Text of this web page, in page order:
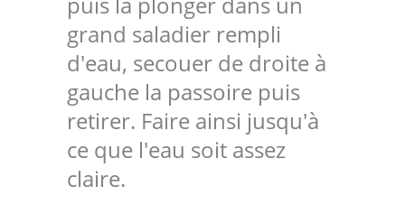
grand saladier rempli
d'eau, secouer de droite à
gauche la passoire puis
retirer. Faire ainsi jusqu'à
ce que l'eau soit assez
claire.